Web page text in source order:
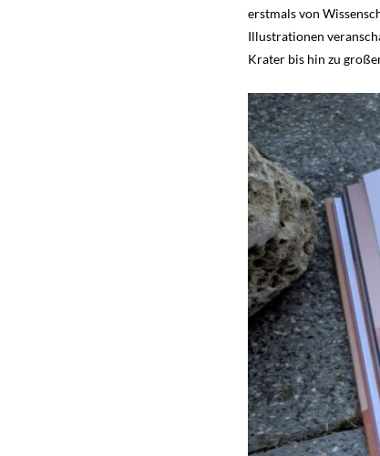
erstmals von
Illustrationen
Krater bis hin zu